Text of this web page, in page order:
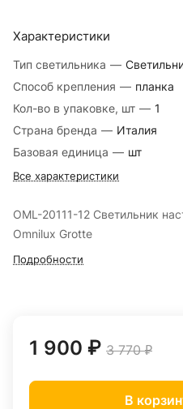
Характеристики
Тип светильника —
Способ крепления — планка
Кол-во в упаковке, шт — 1
Страна бренда — Италия
Базовая единица — шт
Все характеристики
OML-20111-12 Светильник
Omnilux Grotte
Подробности
1 900 ₽ 3 770 ₽
В